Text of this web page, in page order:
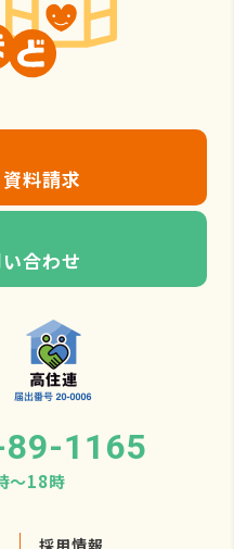
料請求
合わせ
1165
〜18時
採用情報